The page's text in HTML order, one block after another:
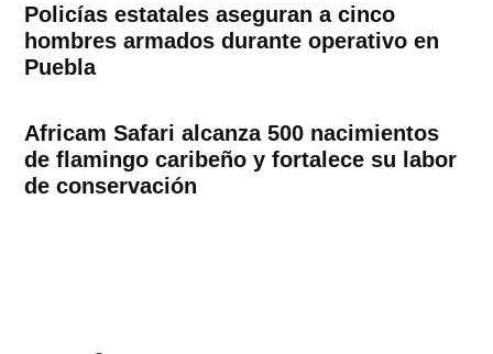
Policías estatales aseguran a cinco
hombres armados durante operativo en
Puebla
Africam Safari alcanza 500 nacimientos
de flamingo caribeño y fortalece su labor
de conservación